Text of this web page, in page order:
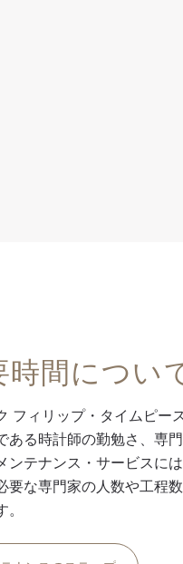
時間につい
フィリップ・タイムピー
ある時計師の勤勉さ、専
ンテナンス・サービスに
要な専門家の人数や工程